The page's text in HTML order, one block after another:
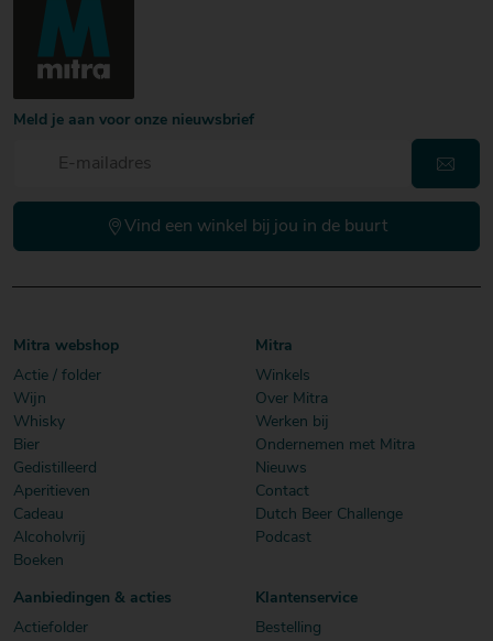
Meld je aan voor onze nieuwsbrief
Vind een winkel bij jou in de buurt
Mitra webshop
Actie / folder
Wijn
Whisky
Bier
Gedistilleerd
Aperitieven
Cadeau
Alcoholvrij
Boeken
Mitra
Winkels
Over Mitra
Werken bij
Ondernemen met Mitra
Nieuws
Contact
Dutch Beer Challenge
Podcast
Aanbiedingen & acties
Actiefolder
Klantenservice
Bestelling